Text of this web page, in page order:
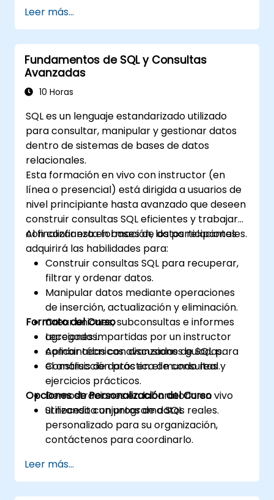
datos.
Implementar operaciones más
complejas como uniones (joins),
subconsultas y operaciones de conjuntos.
Aplicar técnicas intermedias como
índices, vistas, procedimientos
Leer más...
Fundamentos de SQL y Consultas
Avanzadas
10 Horas
SQL es un lenguaje estandarizado utilizado
para consultar, manipular y gestionar datos
dentro de sistemas de bases de datos
relacionales.
Esta formación en vivo con instructor (en
línea o presencial) está dirigida a usuarios de
nivel principiante hasta avanzado que deseen
construir consultas SQL eficientes y trabajar
con confianza en bases de datos relacionales.
Al finalizar esta formación, los participantes
adquirirá las habilidades para:
Construir consultas SQL para recuperar,
filtrar y ordenar datos.
Manipular datos mediante operaciones
de inserción, actualización y eliminación.
Crear uniones, subconsultas e informes
agregados.
Aplicar técnicas avanzadas de SQL para
el análisis de datos en el mundo real.
Formato del Curso
Lecciones impartidas por un instructor
combinadas con discusiones guiadas.
Construcción práctica de consultas y
ejercicios prácticos.
Demostraciones en laboratorio en vivo
utilizando conjuntos de datos reales.
Opciones de Personalización del Curso
Si necesita un programa SQL
personalizado para su organización,
contáctenos para coordinarlo.
Leer más...